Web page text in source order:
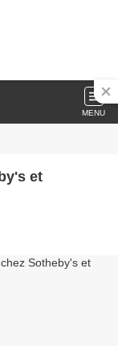
MENU
et